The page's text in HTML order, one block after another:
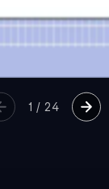
1 / 24